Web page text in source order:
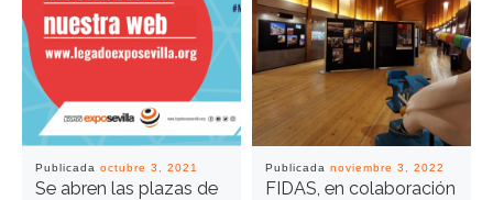
Publicada octubre 3, 2021
Se abren las plazas de
Publicada noviembre 3, 2022
FIDAS, en colaboración